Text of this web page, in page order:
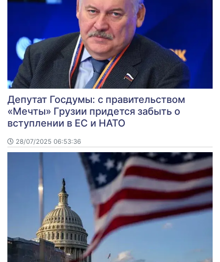
Депутат Госдумы: с правительством
«Мечты» Грузии придется забыть о
вступлении в ЕС и НАТО
28/07/2025 06:53:36